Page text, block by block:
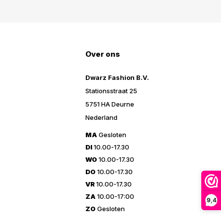
9,4
Over ons
Dwarz Fashion B.V.
Stationsstraat 25
5751 HA Deurne
Nederland
MA Gesloten
DI10.00-17.30
WO 10.00-17.30
DO 10.00-17.30
VR10.00-17.30
ZA 10.00-17:00
ZO Gesloten